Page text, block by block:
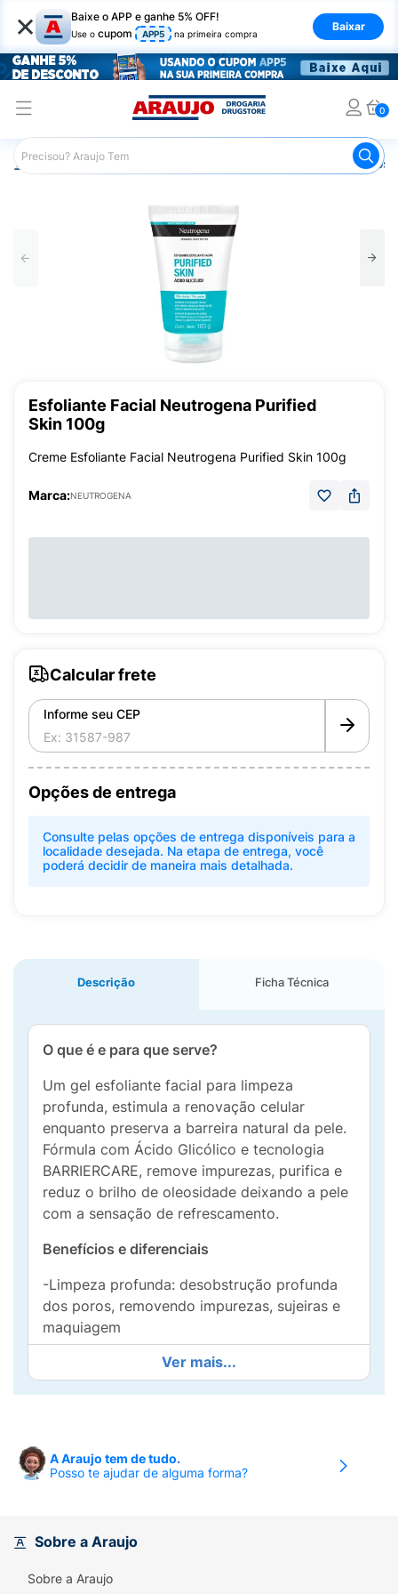
× Baixe o APP e ganhe 5% OFF!
Use o cupom APP5 na primeira compra
Baixar
0
Araujo Dermocosméticos Dermocosméticos para o
Esfoliante Facial Neutrogena Purified
Skin 100g
Creme Esfoliante Facial Neutrogena Purified Skin 100g
Marca:NEUTROGENA
Calcular frete
Informe seu CEP
Opções de entrega
Consulte pelas opções de entrega disponíveis para a
localidade desejada. Na etapa de entrega, você
poderá decidir de maneira mais detalhada.
Descrição Ficha Técnica
O que é e para que serve?
Um gel esfoliante facial para limpeza
profunda, estimula a renovação celular
enquanto preserva a barreira natural da pele.
Fórmula com Ácido Glicólico e tecnologia
BARRIERCARE, remove impurezas, purifica e
reduz o brilho de oleosidade deixando a pele
com a sensação de refrescamento.
Benefícios e diferenciais
-Limpeza profunda: desobstrução profunda
dos poros, removendo impurezas, sujeiras e
maquiagem
-Reduz a oleosidade da pele com o uso
contínuo sem deixar a sensação de
pele radiante e suave
-Com Ácido Glicólico: promove a renovação
celular com o uso contínuo
Ver mais...
A Araujo tem de tudo.
Posso te ajudar de alguma forma?
Sobre a Araujo
Sobre a Araujo